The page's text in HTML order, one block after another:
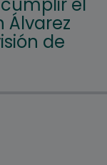
el
Álvarez
de